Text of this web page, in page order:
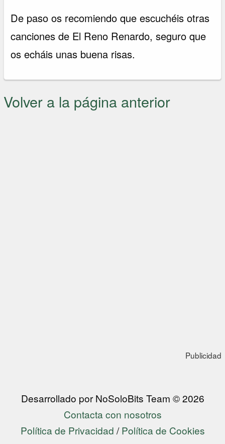
De paso os recomiendo que escuchéis otras
canciones de El Reno Renardo, seguro que
os echáis unas buena risas.
Volver a la página anterior
Publicidad
Desarrollado por NoSoloBits Team © 2026
Contacta con nosotros
Política de Privacidad /Política de Cookies